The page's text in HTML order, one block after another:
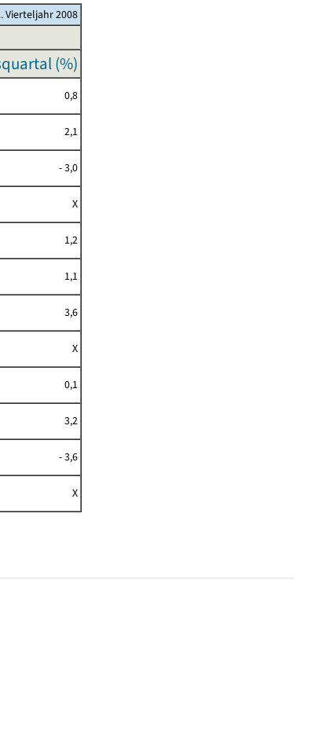
Vierteljahr 2008
(%)
0,8
2,1
- 3,0
X
1,2
1,1
3,6
X
0,1
3,2
- 3,6
X